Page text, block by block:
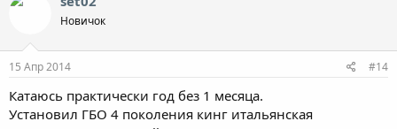
Новичок
15 Апр 2014 #14
Катаюсь практически год без 1 месяца.
Установил ГБО 4 поколения кинг итальянская